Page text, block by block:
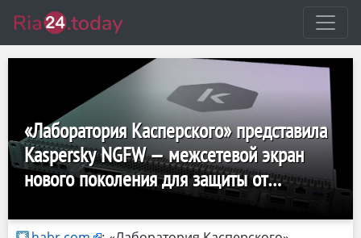
«Лаборатория Касперского» представила
Kaspersky NGFW — межсетевой экран
нового поколения для защиты от